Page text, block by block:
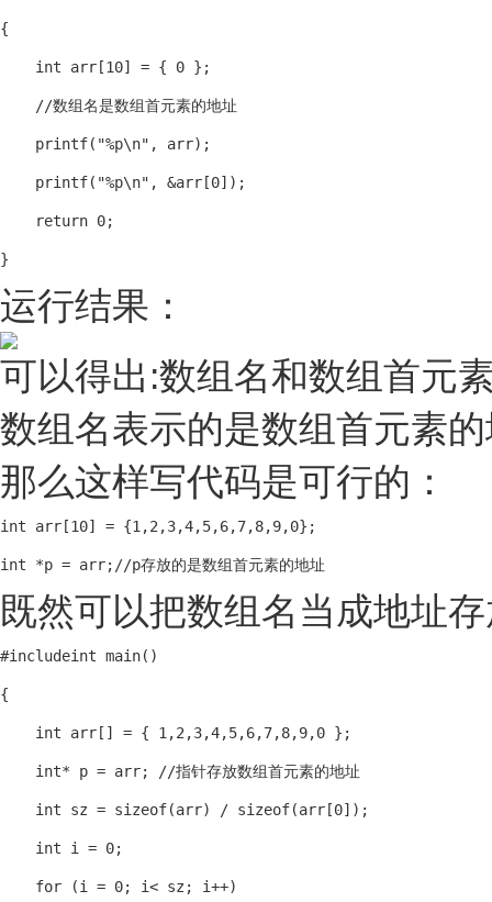
{
    int arr[10] = { 0 };
    //数组名是数组首元素的地址
    printf("%p\n", arr);
    printf("%p\n", &arr[0]);
    return 0;
}
运行结果：
可以得出:数组名和数组首元
数组名表示的是数组首元素
那么这样写代码是可行的：
int arr[10] = {1,2,3,4,5,6,7,8,9,0};
int *p = arr;//p存放的是数组首元素的地址
既然可以把数组名当成地址
#includeint main()
{
    int arr[] = { 1,2,3,4,5,6,7,8,9,0 };
    int* p = arr; //指针存放数组首元素的地址
    int sz = sizeof(arr) / sizeof(arr[0]);
    int i = 0;
    for (i = 0; i< sz; i++)